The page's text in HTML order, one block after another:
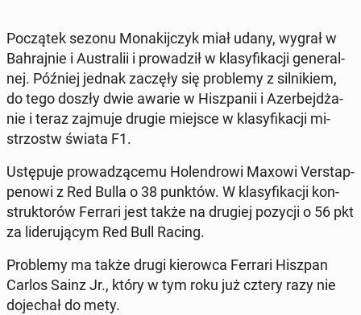
Po­czą­tek sezonu Mo­na­kij­czyk miał udany, wygrał w
Bah­raj­nie i Au­stra­lii i pro­wa­dził w kla­sy­fi­ka­cji ge­ne­ral­
nej. Później jednak zaczęły się pro­ble­my z sil­ni­kiem,
do tego doszły dwie awarie w Hisz­pa­nii i Azer­bej­dża­
nie i teraz zajmuje drugie miejsce w kla­sy­fi­ka­cji mi­
strzostw świata F1.
Ustę­pu­je pro­wa­dzą­ce­mu Ho­len­dro­wi Maxowi Ver­stap­
pe­no­wi z Red Bulla o 38 punktów. W kla­sy­fi­ka­cji kon­
struk­to­rów Ferrari jest także na drugiej pozycji o 56 pkt
za li­de­ru­ją­cym Red Bull Racing.
Pro­ble­my ma także drugi kie­row­ca Ferrari Hiszpan
Carlos Sainz Jr., który w tym roku już cztery razy nie
do­je­chał do mety.